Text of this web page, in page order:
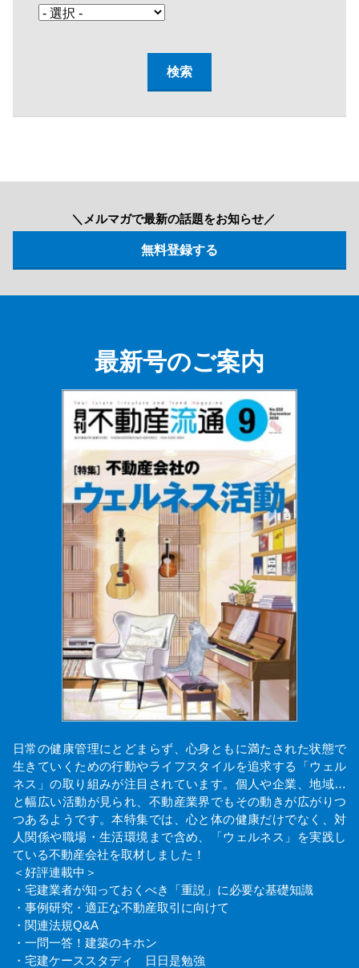
＼メルマガで最新の話題をお知らせ／
最新号のご案内
日常の健康管理にとどまらず、心身ともに満たされた状態で
生きていくための行動やライフスタイルを追求する「ウェル
ネス」の取り組みが注目されています。個人や企業、地域…
と幅広い活動が見られ、不動産業界でもその動きが広がりつ
つあるようです。本特集では、心と体の健康だけでなく、対
人関係や職場・生活環境まで含め、「ウェルネス」を実践し
ている不動産会社を取材しました！
＜好評連載中＞
・宅建業者が知っておくべき「重説」に必要な基礎知識
・事例研究・適正な不動産取引に向けて
・関連法規Q&A
・一問一答！建築のキホン
・宅建ケーススタディ 日日是勉強